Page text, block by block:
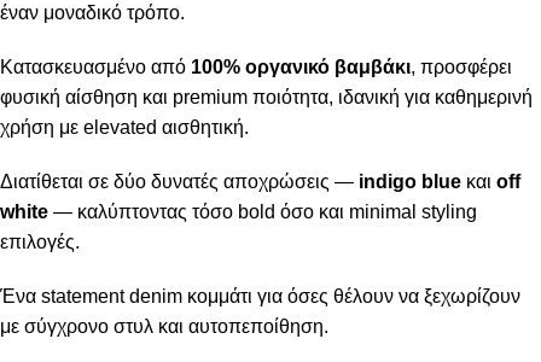
έναν μοναδικό τρόπο.
Κατασκευασμένο από 100% οργανικό βαμβάκι, προσφέρει
φυσική αίσθηση και premium ποιότητα, ιδανική για καθημερινή
χρήση με elevated αισθητική.
Διατίθεται σε δύο δυνατές αποχρώσεις — indigo blue και off
white — καλύπτοντας τόσο bold όσο και minimal styling
επιλογές.
Ένα statement denim κομμάτι για όσες θέλουν να ξεχωρίζουν
με σύγχρονο στυλ και αυτοπεποίθηση.